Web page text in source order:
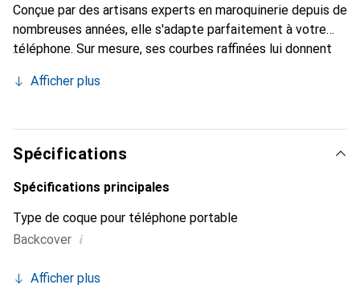
Conçue par des artisans experts en maroquinerie depuis de
nombreuses années, elle s'adapte parfaitement à votre
téléphone. Sur mesure, ses courbes raffinées lui donnent
et indispensable pour votre smartphone. Reconnaître
marque Noreve est un choix sûr pour une clientèle
exigeante.
Afficher plus
Spécifications
Spécifications principales
Type de coque pour téléphone portable
Backcover i
Afficher plus